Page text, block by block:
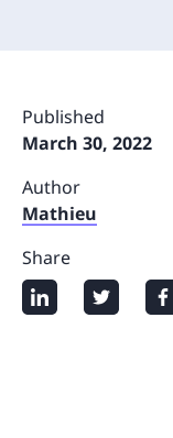
Published
March 30, 2022
Author
Mathieu
Share